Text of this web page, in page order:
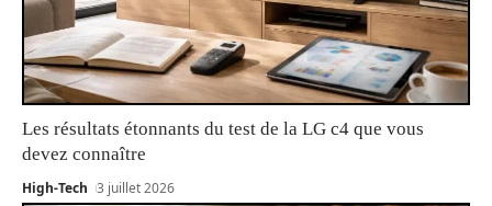
Les résultats étonnants du test de la LG c4 que vous
devez connaître
High-Tech 3 juillet 2026